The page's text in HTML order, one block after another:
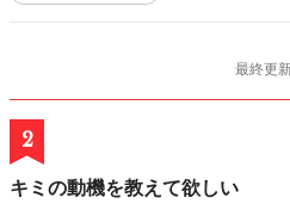
最終更
2
キミの動機を教えて欲しい